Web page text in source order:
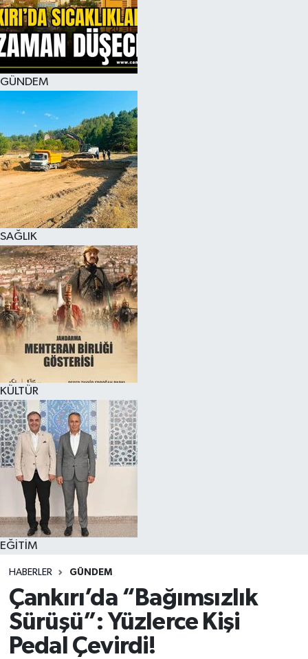
GÜNDEM
SAĞLIK
KÜLTÜR
EĞİTİM
HABERLER GÜNDEM
Çankırı’da “Bağımsızlık
Sürüşü”: Yüzlerce Kişi
Pedal Çevirdi!
KÜLTÜR SANAT
MAGAZİN
SAĞLIK
SİYASET
SPOR
TEKNOLOJİ
YAŞAM